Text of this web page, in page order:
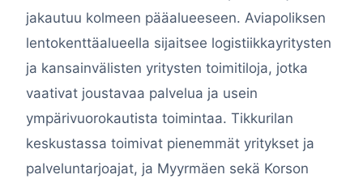
jakautuu kolmeen pääalueeseen. Aviapoliksen
lentokenttäalueella sijaitsee logistiikkayritysten
ja kansainvälisten yritysten toimitiloja, jotka
vaativat joustavaa palvelua ja usein
ympärivuorokautista toimintaa. Tikkurilan
keskustassa toimivat pienemmät yritykset ja
palveluntarjoajat, ja Myyrmäen sekä Korson